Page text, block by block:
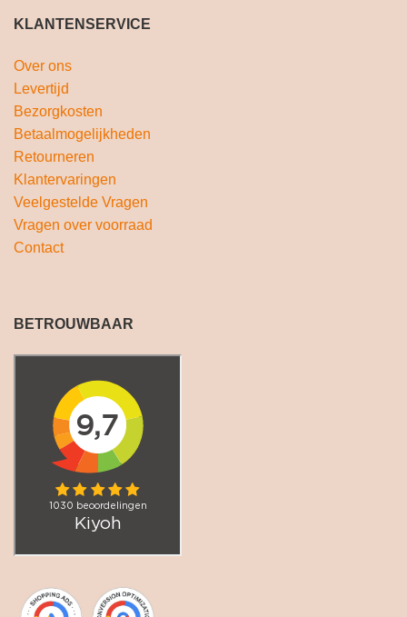
KLANTENSERVICE
Over ons
Levertijd
Bezorgkosten
Betaalmogelijkheden
Retourneren
Klantervaringen
Veelgestelde Vragen
Vragen over voorraad
Contact
BETROUWBAAR